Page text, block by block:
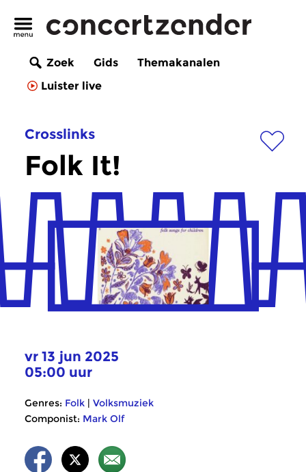
Zoek Gids
Themakanalen
Luister live
Crosslinks
Folk It!
vr 13 jun 2025
05:00 uur
Genres: Folk | Volksmuziek
Componist: Mark Olf